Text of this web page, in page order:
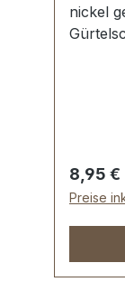
nickel
8,95 €
Preise